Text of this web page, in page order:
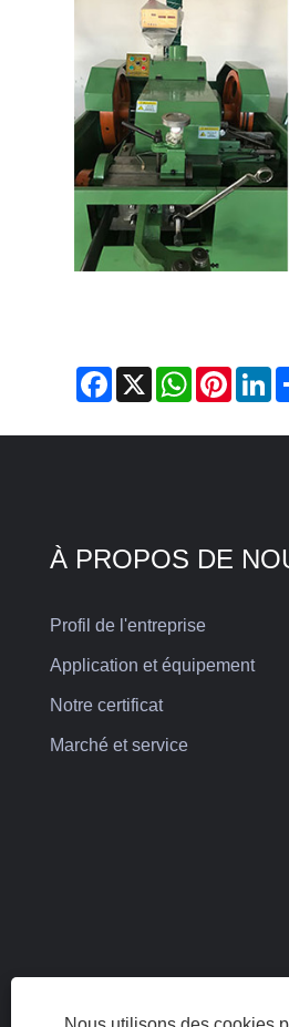
Facebook
X WhatsApp
À PROPOS DE
Profil de l'entreprise
Application et équipement
Notre certificat
Marché et service